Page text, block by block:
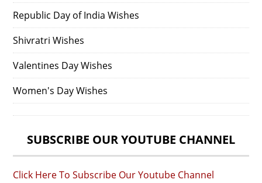
Republic Day of India Wishes
Shivratri Wishes
Valentines Day Wishes
Women's Day Wishes
SUBSCRIBE OUR YOUTUBE CHANNEL
Click Here To Subscribe Our Youtube Channel